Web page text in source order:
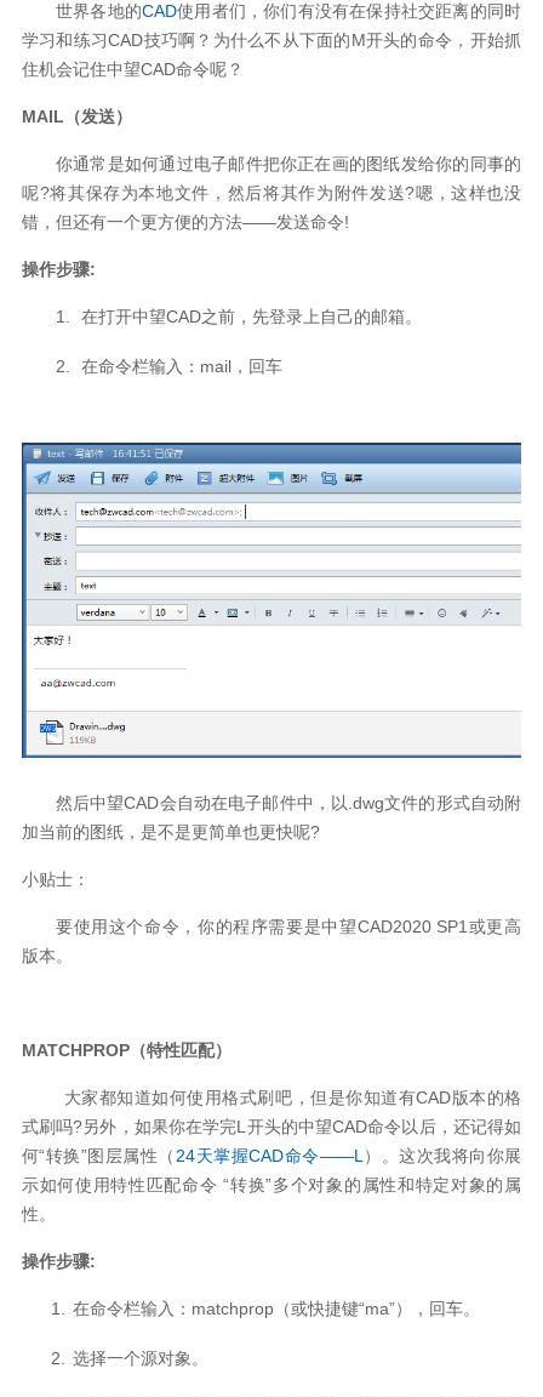
世界各地的CAD使用者们，你们有没有在保持社交距离的同时
学习和练习CAD技巧啊？为什么不从下面的M开头的命令，开始抓
住机会记住中望CAD命令呢？
MAIL （发送）
你通常是如何通过电子邮件把你正在画的图纸发给你的同事的
呢?将其保存为本地文件，然后将其作为附件发送?嗯，这样也没
错，但还有一个更方便的方法——发送命令!
操作步骤:
1. 在打开中望CAD之前，先登录上自己的邮箱。
2. 在命令栏输入： mail，回车
然后中望CAD会自动在电子邮件中，以.dwg文件的形式自动附
加当前的图纸，是不是更简单也更快呢?
小贴士：
要使用这个命令，你的程序需要是中望CAD2020 SP1或更高
版本。
MATCHPROP（特性匹配）
大家都知道如何使用格式刷吧，但是你知道有CAD版本的格
式刷吗?另外，如果你在学完L开头的中望CAD命令以后，还记得如
何“转换”图层属性（24天掌握CAD命令——L）。这次我将向你展
示如何使用特性匹配命令 “转换”多个对象的属性和特定对象的属
性。
操作步骤:
1. 在命令栏输入： matchprop（或快捷键“ma”），回车。
2. 选择一个源对象。